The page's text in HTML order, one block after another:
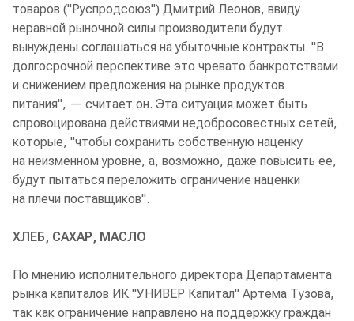
товаров ("Руспродсоюз") Дмитрий Леонов, ввиду
неравной рыночной силы производители будут
вынуждены соглашаться на убыточные контракты. "В
долгосрочной перспективе это чревато банкротствами
и снижением предложения на рынке продуктов
питания", — считает он. Эта ситуация может быть
спровоцирована действиями недобросовестных сетей,
которые, "чтобы сохранить собственную наценку
на неизменном уровне, а, возможно, даже повысить ее,
будут пытаться переложить ограничение наценки
на плечи поставщиков".
ХЛЕБ, САХАР, МАСЛО
По мнению исполнительного директора Департамента
рынка капиталов ИК "УНИВЕР Капитал" Артема Тузова,
так как ограничение направлено на поддержку граждан